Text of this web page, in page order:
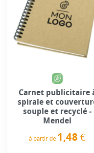
Carnet publicitaire
spirale et
souple et recyclé -
Mendel
à partir de 1,48 €